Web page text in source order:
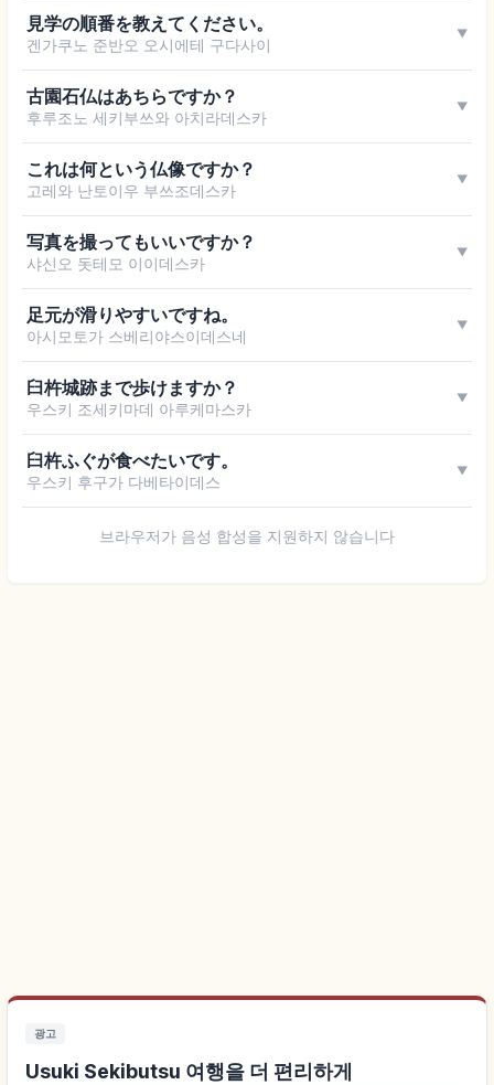
見学の順番を教えてください。
겐가쿠노 준반오 오시에테 구다사이
▼
古園石仏はあちらですか？
후루조노 세키부쓰와 아치라데스카
▼
これは何という仏像ですか？
고레와 난토이우 부쓰조데스카
▼
写真を撮ってもいいですか？
샤신오 돗테모 이이데스카
▼
足元が滑りやすいですね。
아시모토가 스베리야스이데스네
▼
臼杵城跡まで歩けますか？
우스키 조세키마데 아루케마스카
▼
臼杵ふぐが食べたいです。
우스키 후구가 다베타이데스
▼
브라우저가 음성 합성을 지원하지 않습니다
광고
Usuki Sekibutsu 여행을 더 편리하게